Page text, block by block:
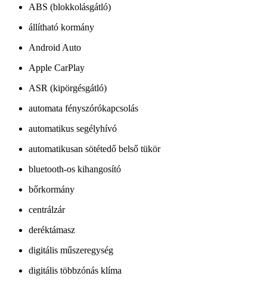
ABS (blokkolásgátló)
állítható kormány
Android Auto
Apple CarPlay
ASR (kipörgésgátló)
automata fényszórókapcsolás
automatikus segélyhívó
automatikusan sötétedő belső tükör
bluetooth-os kihangosító
bőrkormány
centrálzár
deréktámasz
digitális műszeregység
digitális többzónás klíma